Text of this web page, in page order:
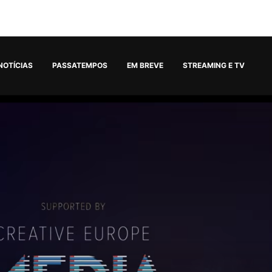
PASSATEMPOS EM BREVE STREAMING E TV